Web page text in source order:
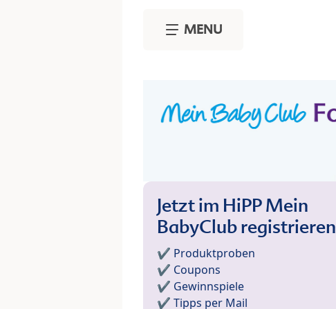
MENU
Jetzt im HiPP Mein
BabyClub registrieren
✔️ Produktproben
✔️ Coupons
✔️ Gewinnspiele
✔️ Tipps per Mail